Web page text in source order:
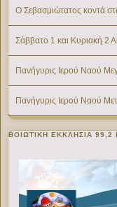
Ο Σεβασμιώτατος κοντά
Σάββατο 1 και Κυριακή 2
Πανήγυρις Ιερού Ναού
Πανήγυρις Ιερού Ναού
ΒΟΙΩΤΙΚΉ ΕΚΚΛΗΣΊΑ 99,2